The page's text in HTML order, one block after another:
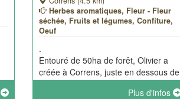
Herbes aromatiques, Fleur - Fleur
séchée, Fruits et légumes, Confiture,
Oeuf
.
Entouré de 50ha de forêt, Olivier a
créée à Correns, juste en dessous de
la célèbre croix [...]
Plus d'infos